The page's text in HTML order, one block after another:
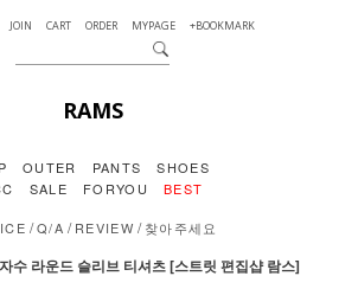
JOIN CART ORDER MYPAGE +BOOKMARK
RAMS
OUTER PANTS
SHOES
SALE FORYOU BEST
/Q/A /REVIEW /찾아주세요
수 라운드 슬리브 티셔츠 [스트릿 편집샵 람스]